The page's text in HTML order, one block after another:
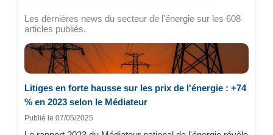
Les dernières news du secteur de l'énergie sur les 608
articles publiés.
Litiges en forte hausse sur les prix de l'énergie : +74
% en 2023 selon le Médiateur
Publié le 07/05/2025